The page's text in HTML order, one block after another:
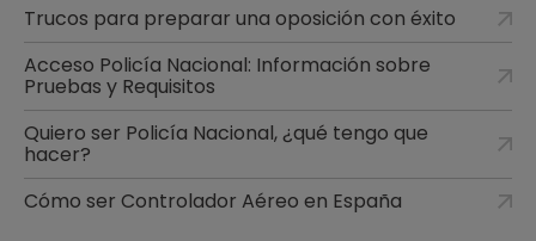
Trucos para preparar una oposición con éxito
Acceso Policía Nacional: Información sobre
Pruebas y Requisitos
Quiero ser Policía Nacional, ¿qué tengo que
hacer?
Cómo ser Controlador Aéreo en España